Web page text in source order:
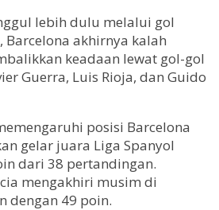
lebih dulu melalui gol
Barcelona akhirnya kalah
keadaan lewat gol-gol
Guerra, Luis Rioja, dan Guido
posisi Barcelona
gelar juara Liga Spanyol
dari 38 pertandingan.
mengakhiri musim di
dengan 49 poin.